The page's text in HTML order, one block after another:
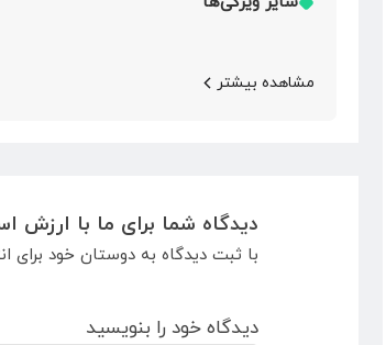
مشاهده بیشتر
دیدگاه شما برای ما با ارزش
با ثبت دیدگاه به دوستان خود
دیدگاه خود را بنویسید